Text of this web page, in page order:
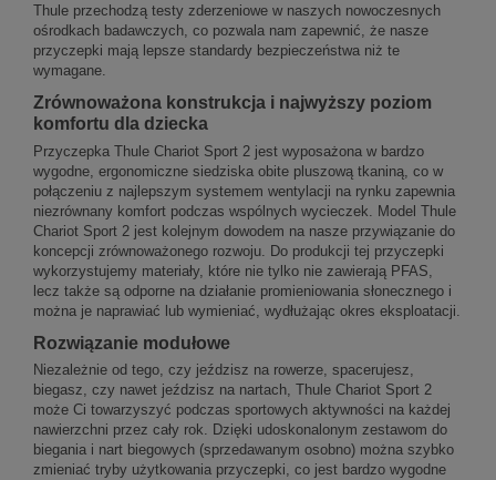
Thule przechodzą testy zderzeniowe w naszych nowoczesnych
ośrodkach badawczych, co pozwala nam zapewnić, że nasze
przyczepki mają lepsze standardy bezpieczeństwa niż te
wymagane.
Zrównoważona konstrukcja i najwyższy poziom
komfortu dla dziecka
Przyczepka Thule Chariot Sport 2 jest wyposażona w bardzo
wygodne, ergonomiczne siedziska obite pluszową tkaniną, co w
połączeniu z najlepszym systemem wentylacji na rynku zapewnia
niezrównany komfort podczas wspólnych wycieczek. Model Thule
Chariot Sport 2 jest kolejnym dowodem na nasze przywiązanie do
koncepcji zrównoważonego rozwoju. Do produkcji tej przyczepki
wykorzystujemy materiały, które nie tylko nie zawierają PFAS,
lecz także są odporne na działanie promieniowania słonecznego i
można je naprawiać lub wymieniać, wydłużając okres eksploatacji.
Rozwiązanie modułowe
Niezależnie od tego, czy jeździsz na rowerze, spacerujesz,
biegasz, czy nawet jeździsz na nartach, Thule Chariot Sport 2
może Ci towarzyszyć podczas sportowych aktywności na każdej
nawierzchni przez cały rok. Dzięki udoskonalonym zestawom do
biegania i nart biegowych (sprzedawanym osobno) można szybko
zmieniać tryby użytkowania przyczepki, co jest bardzo wygodne